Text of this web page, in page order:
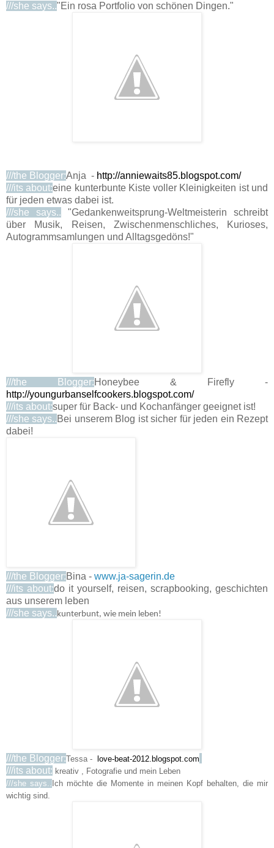
///she says.."Ein rosa Portfolio von schönen Dingen."
///the Blogger:Anja - http://anniewaits85.blogspot.com/
///its about:eine kunterbunte Kiste voller Kleinigkeiten ist und
für jeden etwas dabei ist.
///she says.. "Gedankenweitsprung-Weltmeisterin schreibt
über Musik, Reisen, Zwischenmenschliches, Kurioses,
Autogrammsamlungen und Alltagsgedöns!"
///the Blogger:Honeybee & Firefly -
http://youngurbanselfcookers.blogspot.com/
///its about:super für Back- und Kochanfänger geeignet ist!
///she says..Bei unserem Blog ist sicher für jeden ein Rezept
dabei!
///the Blogger:Bina - www.ja-sagerin.de
///its about:do it yourself, reisen, scrapbooking, geschichten
aus unserem leben
///she says..kunterbunt, wie mein leben!
///the Blogger:Tessa - love-beat-2012.blogspot.com
///its about: kreativ , Fotografie und mein Leben
///she says.. Ich möchte die Momente in meinen Kopf behalten, die mir
wichtig sind.